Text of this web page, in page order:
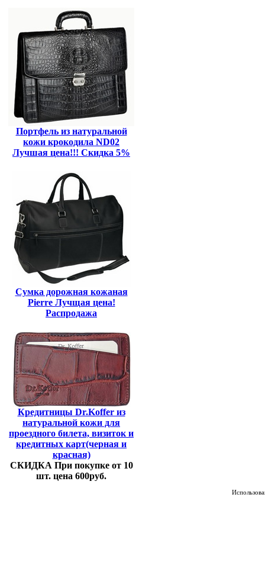
Портфель из натуральной
кожи крокодила ND02
Лучшая цена!!! Скидка 5%
Сумка дорожная кожаная
Pierre Лучщая цена!
Распродажа
Кредитницы Dr.Koffer из
натуральной кожи для
проездного билета, визиток и
кредитных карт(черная и
красная)
СКИДКА При покупке от 10
шт. цена 600руб.